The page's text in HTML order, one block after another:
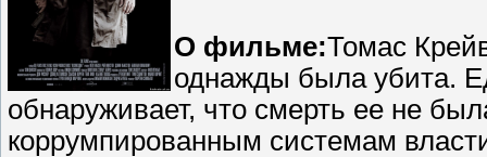
О фильме:Томас
однажды была убита.
обнаруживает, что смерть ее не
коррумпированным системам